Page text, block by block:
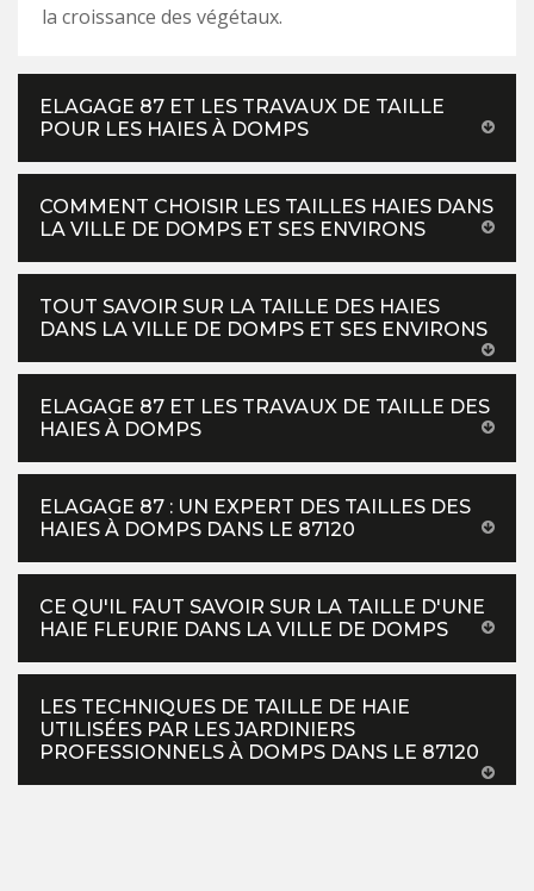
la croissance des végétaux.
ELAGAGE 87 ET LES TRAVAUX DE TAILLE
POUR LES HAIES À DOMPS
COMMENT CHOISIR LES TAILLES HAIES DANS
LA VILLE DE DOMPS ET SES ENVIRONS
TOUT SAVOIR SUR LA TAILLE DES HAIES
DANS LA VILLE DE DOMPS ET SES ENVIRONS
ELAGAGE 87 ET LES TRAVAUX DE TAILLE DES
HAIES À DOMPS
ELAGAGE 87 : UN EXPERT DES TAILLES DES
HAIES À DOMPS DANS LE 87120
CE QU'IL FAUT SAVOIR SUR LA TAILLE D'UNE
HAIE FLEURIE DANS LA VILLE DE DOMPS
LES TECHNIQUES DE TAILLE DE HAIE
UTILISÉES PAR LES JARDINIERS
PROFESSIONNELS À DOMPS DANS LE 87120